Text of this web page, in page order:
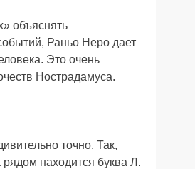
объяснять
Раньо Неро дает
Это очень
Нострадамуса.
точно. Так,
находится буква Л.